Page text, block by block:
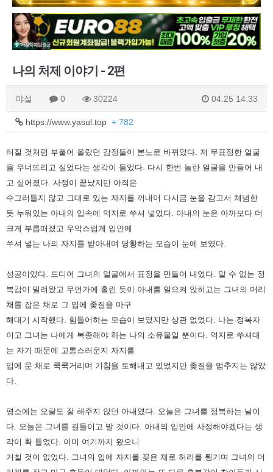
나의 처제 이야기 - 2편
야설 0 30224 04.25 14:33
https://www.yasul.top + 782
터질 것처럼 부풀어 올랐던 감정들이 분노로 바뀌었다. 저 무표정한 얼굴
을 무너뜨리고 싶었다는 생각이 들었다. 다시 한번 놀란 얼굴을 만들어 내
고 싶어졌다. 사정이 끝났지만 아직은
수그러들지 않고 그대로 있는 자지를 꺼내어 다시금 눈을 감고서 체념한
듯 누워있는 아내의 입속에 억지로 쑤셔 넣었다. 아내의 눈은 아까보다 더
크게 부릅떠졌고 우악스럽게 입안에
쑤셔 넣는 나의 자지를 받아내며 당황하는 모습이 눈에 보였다.
성공이었다.
드디어 그녀의 얼굴에서 표정을 만들어 내었다. 알 수 없는 정
복감이 밀려왔고 무언가에 홀린 듯이 아내를 일으켜 앉히고는 그녀의 머리
채를 잡은 채로 그 입에 좆질을 마구
해대기 시작했다. 힘들어하는 모습이 보였지만 상관 없었다. 나는 정복자
이고 그녀는 나에게 복종해야 하는 나의 소유물일 뿐이다. 억지로 쑤셔대
는 자기 때문에 고통스러운지 자지를
입에 문 채로 쿡쿡거리며 기침을 토해내고 있었지만 좆질을 멈추지는 않았
다.
평소에는 오랄도 잘 해주지 않던 아내였다. 오늘은 그녀를 정복하는 날이
다.
오늘은 그녀를 길들이고 말 것이다. 아내의 입안에 사정해야겠다는 생
각이 확 들었다. 이미 여기까지 왔으니
거칠 것이 없었다. 그녀의 입에 자지를 꽂은 채로 허리를 튕기며 그녀의 머